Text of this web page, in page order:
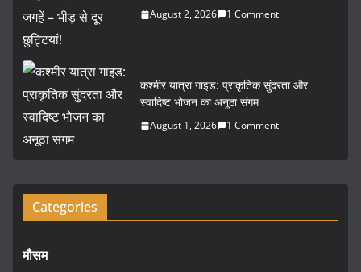
August 2, 2026 1 Comment
कश्मीर यात्रा गाइड: प्राकृतिक सुंदरता और
स्वादिष्ट भोजन का अनूठा संगम
August 1, 2026 1 Comment
Categories
मौसम